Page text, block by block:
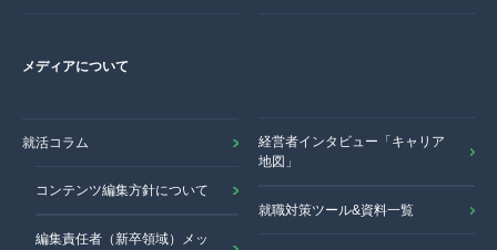
メディアについて
就活コラム
コンテンツ編集方針について
編集責任者（新卒領域）メッ
経営者インタビュー「キャリア
地図」
就職対策ツール&資料一覧